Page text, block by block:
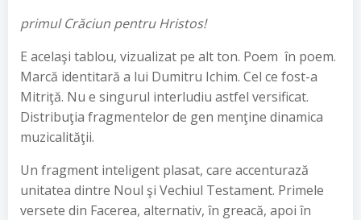
primul Crăciun pentru Hristos!
E acelaşi tablou, vizualizat pe alt ton. Poem în poem.
Marcă identitară a lui Dumitru Ichim. Cel ce fost-a
Mitriţă. Nu e singurul interludiu astfel versificat.
Distribuţia fragmentelor de gen menţine dinamica
muzicalităţii.
Un fragment inteligent plasat, care accenturază
unitatea dintre Noul şi Vechiul Testament. Primele
versete din Facerea, alternativ, în greacă, apoi în